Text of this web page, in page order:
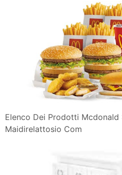
Elenco Dei Prodotti
Maidirelattosio Com